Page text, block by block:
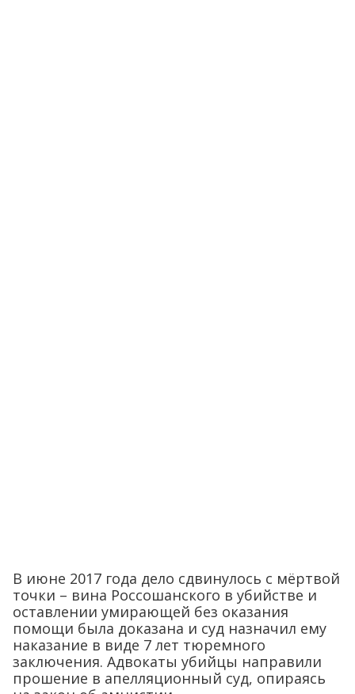
В июне 2017 года дело сдвинулось с мёртвой
точки – вина Россошанского в убийстве и
оставлении умирающей без оказания
помощи была доказана и суд назначил ему
наказание в виде 7 лет тюремного
заключения. Адвокаты убийцы направили
прошение в апелляционный суд, опираясь